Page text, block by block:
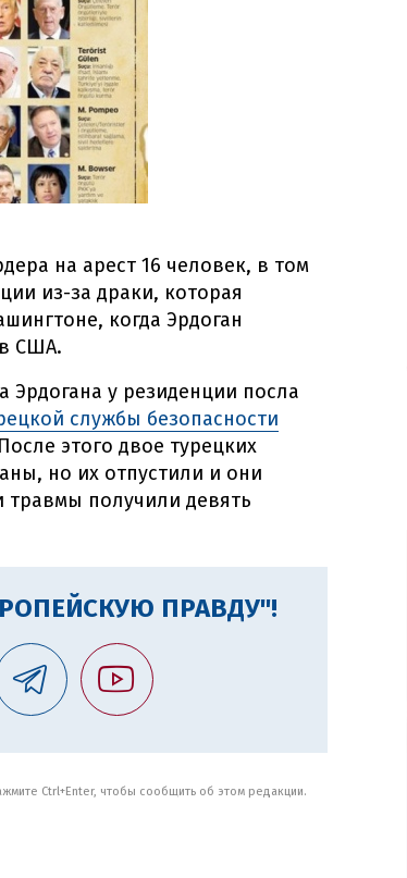
на арест 16 человек, в том
из-за драки, которая
когда Эрдоган
США.
Эрдогана у резиденции посла
службы безопасности
этого двое турецких
но их отпустили и они
травмы получили девять
ПРАВДУ"!
Ctrl+Enter, чтобы сообщить об этом редакции.